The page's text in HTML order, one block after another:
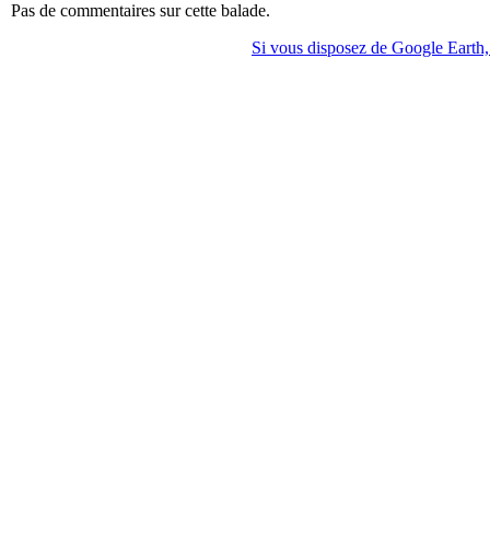
Pas de commentaires sur cette balade.
Si vous disposez de Google